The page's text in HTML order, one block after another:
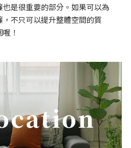
是很重要的部分。如果可以為
不只可以提升整體空間的質
！